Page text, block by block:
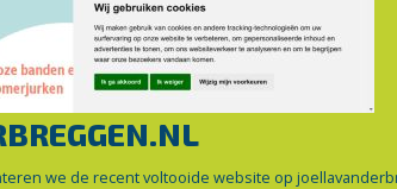
we de recent voltooide website op